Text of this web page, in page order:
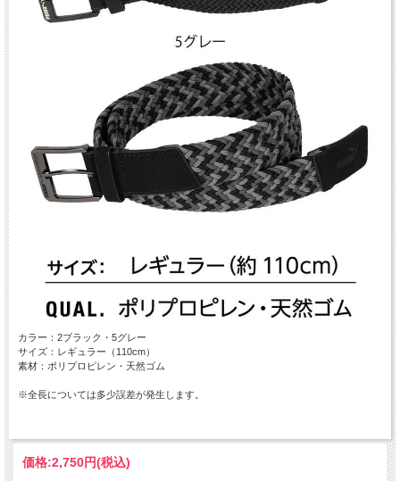
カラー：2ブラック・5グレー
サイズ：レギュラー（110cm）
素材：ポリプロピレン・天然ゴム
※全長については多少誤差が発生します。
価格:2,750円(税込)